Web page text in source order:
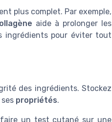
plus complet. Par exemple,
aide à prolonger les
ingrédients pour éviter tout
des ingrédients. Stockez
propriétés.
faire un test cutané sur une